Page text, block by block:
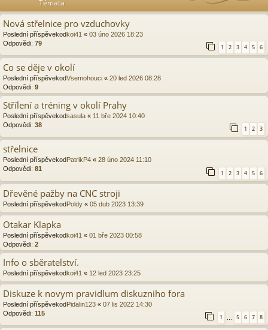
Témata
Nová střelnice pro vzduchovky
Poslední příspěvekodkoi41 « 03 úno 2026 18:23
Odpovědi: 79
1 2 3 4 5 6
Co se děje v okolí
Poslední příspěvekodVsemohouci « 20 led 2026 08:28
Odpovědi: 9
Střílení a tréning v okolí Prahy
Poslední příspěvekodsasula « 11 bře 2024 10:40
Odpovědi: 38
1 2 3
střelnice
Poslední příspěvekod PatrikP4 « 28 úno 2024 11:10
Odpovědi: 81
1 2 3 4 5 6
Dřevěné pažby na CNC stroji
Poslední příspěvekodPoldy « 05 dub 2023 13:39
Otakar Klapka
Poslední příspěvekodkoi41 « 01 bře 2023 00:58
Odpovědi: 2
Info o sběratelství.
Poslední příspěvekodkoi41 « 12 led 2023 23:25
Diskuze k novym pravidlum diskuzniho fora
Poslední příspěvekodPidalin123 « 07 lis 2022 14:30
Odpovědi: 115
1 5 6 7 8